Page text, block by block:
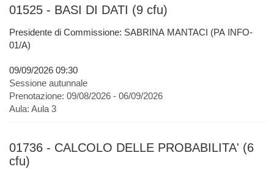
01525 - BASI DI DATI (9 cfu)
Presidente di Commissione: SABRINA MANTACI (PA INFO-
01/A)
09/09/2026 09:30
Sessione autunnale
Prenotazione: 09/08/2026 - 06/09/2026
Aula: Aula 3
01736 - CALCOLO DELLE PROBABILITA' (6
cfu)